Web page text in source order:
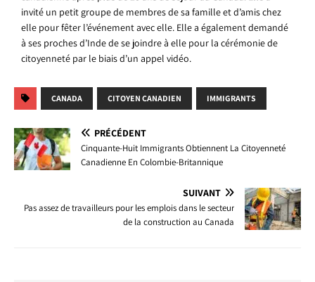
invité un petit groupe de membres de sa famille et d’amis chez
elle pour fêter l’événement avec elle. Elle a également demandé
à ses proches d’Inde de se joindre à elle pour la cérémonie de
citoyenneté par le biais d’un appel vidéo.
CANADA CITOYEN CANADIEN IMMIGRANTS
PRÉCÉDENT
Cinquante-Huit Immigrants Obtiennent La Citoyenneté
Canadienne En Colombie-Britannique
SUIVANT
Pas assez de travailleurs pour les emplois dans le secteur
de la construction au Canada